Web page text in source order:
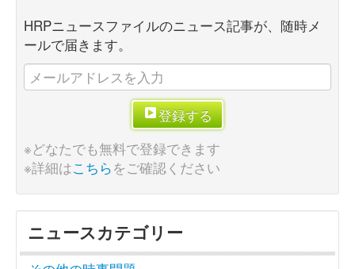
HRPニュースファイルのニュース記事が、随時メ
ールで届きます。
登録する
※どなたでも無料で登録できます
※詳細はこちらをご確認ください
ニュースカテゴリー